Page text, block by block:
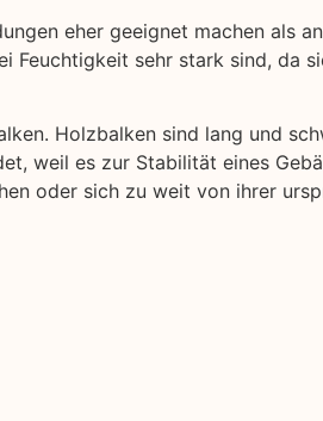
eher geeignet machen als
Feuchtigkeit sehr stark sind, da
Holzbalken sind lang und
weil es zur Stabilität eines
oder sich zu weit von ihrer